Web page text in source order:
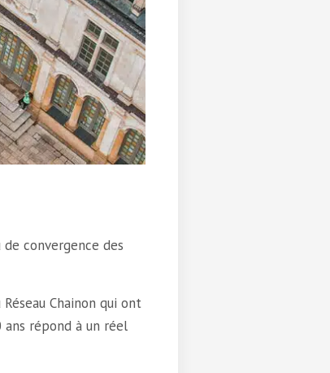
convergence des
Chainon qui ont
répond à un réel